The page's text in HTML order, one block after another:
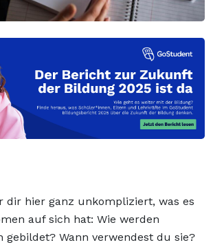
dir hier ganz unkompliziert, was es
auf sich hat: Wie werden
gebildet? Wann verwendest du sie?